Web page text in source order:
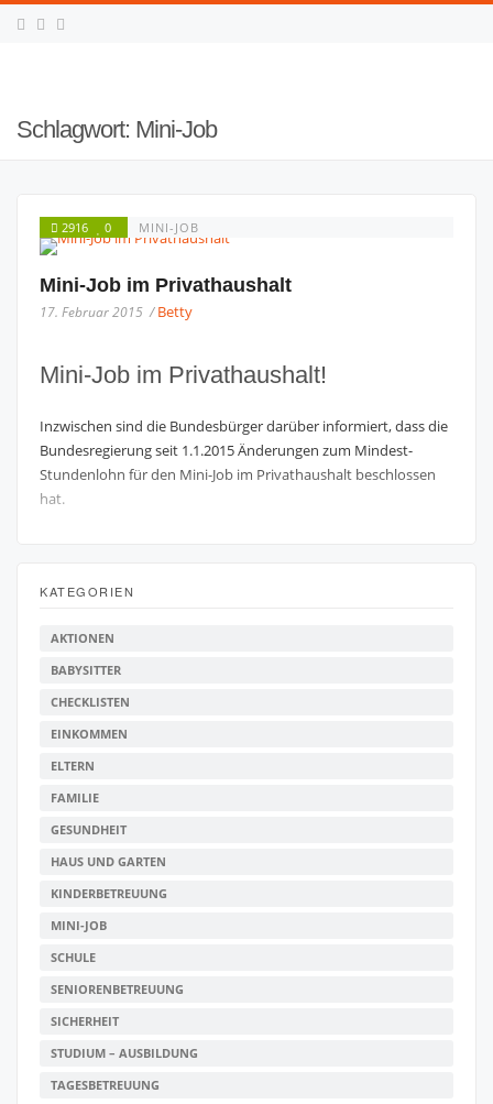
Schlagwort: Mini-Job
2916 0 MINI-JOB
Mini-Job im Privathaushalt
17. Februar 2015 /Betty
Mini-Job im Privathaushalt!
Inzwischen sind die Bundesbürger darüber informiert, dass die
Bundesregierung seit 1.1.2015 Änderungen zum Mindest-
Stundenlohn für den Mini-Job im Privathaushalt beschlossen
hat.
KATEGORIEN
AKTIONEN
BABYSITTER
CHECKLISTEN
EINKOMMEN
ELTERN
FAMILIE
GESUNDHEIT
HAUS UND GARTEN
KINDERBETREUUNG
MINI-JOB
SCHULE
SENIORENBETREUUNG
SICHERHEIT
STUDIUM – AUSBILDUNG
TAGESBETREUUNG